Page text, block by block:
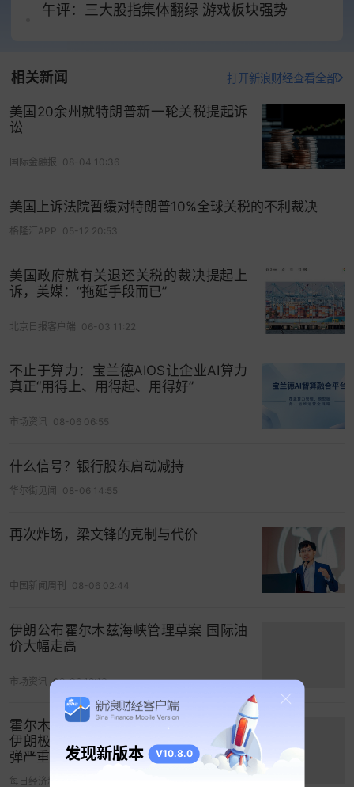
冲击风险偏好
欧洲股票市场创一个月最大跌幅，在本周晚些时候
美国公布重要数据前夕，
收益率上升打击了风
斯托克欧洲600指数周二收盘下跌1.5%。富时250指
指数相对抗跌，跌幅仅
0.7%，得益于LVMH和开云集团上涨，此前
将
斯塔默努力恢复市场信心之际触及1998年以来最
欧洲央行管委Isabel Schnabel的鹰派言论以及欧元
息。
午评：三大股指集体翻绿 游戏板块强势
相关新闻 打开新浪财经查看全部
美国20余州就特朗普新一轮关税提起诉
讼
国际金融报 08-04 10:36
美国上诉法院暂缓对特朗普10%全球关税的不利裁决
格隆汇APP 05-12 20:53
美国政府就有关退还关税的裁决提起上
诉，美媒：“拖延手段而已”
北京日报客户端 06-03 11:22
不止于算力：宝兰德AIOS让企业AI算力
真正“用得上、用得起、用得好”
市场资讯 08-06 06:55
什么信号？银行股东启动减持
华尔街见闻 08-06 14:55
再次炸场，梁文锋的克制与代价
中国新闻周刊 08-06 02:44
伊朗公布霍尔木兹海峡管理草案 国际油
价大幅走高
市场资讯 08-06 18:13
霍尔木兹海峡油轮听到爆炸声！万斯：
伊朗极难打交道！特朗普与美防长因导
弹严重短缺发生争执？白宫辟谣
每日经济新闻
发现新版本 V10.8.0